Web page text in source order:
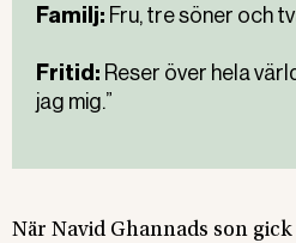
Familj: Fru, tre söner och
Fritid: Reser över hela
jag mig.”
När Navid Ghannads son